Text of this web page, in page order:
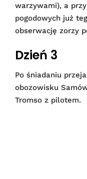
warzywami), a
pogodowych już
obserwację zorzy
Dzień 3
Po śniadaniu
obozowisku
Tromso z pilotem.